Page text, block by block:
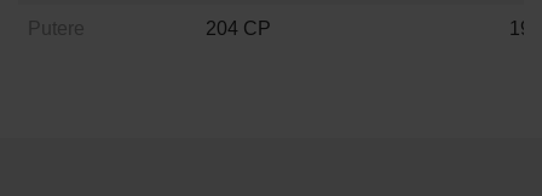
Putere 204 CP